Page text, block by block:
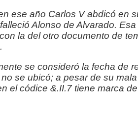
ese año Carlos V abdicó en
Alonso de Alvarado.
la del otro documento de
se consideró la fecha de
se ubicó; a pesar de su
el códice &.II.7 tiene marca